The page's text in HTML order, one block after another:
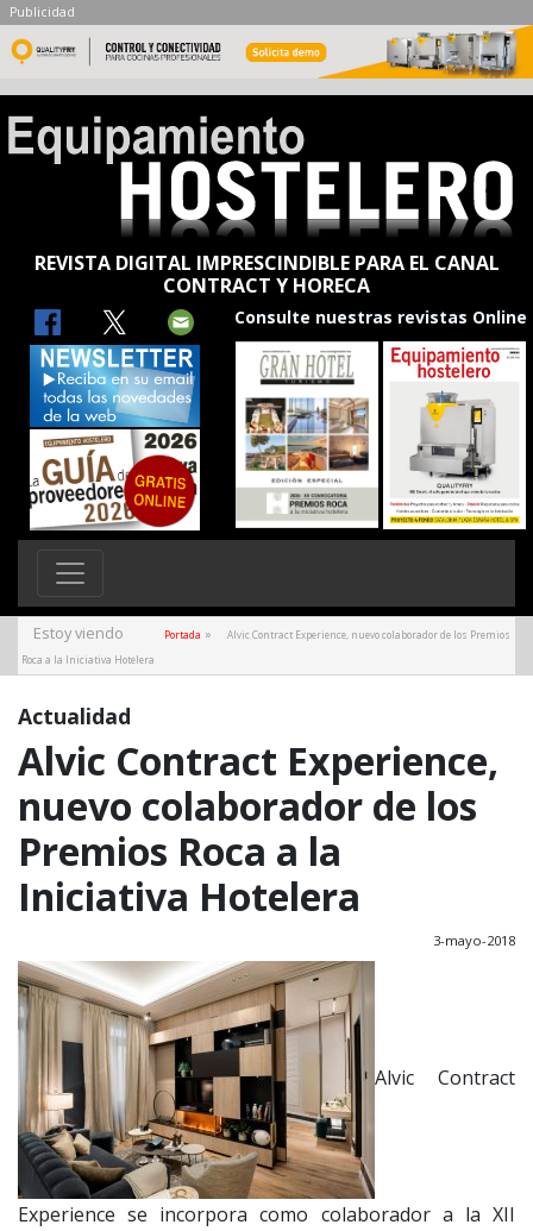
Publicidad
REVISTA DIGITAL IMPRESCINDIBLE PARA EL CANAL
CONTRACT Y HORECA
Consulte nuestras revistas Online
Estoy viendo Portada »
Alvic Contract Experience, nuevo colaborador de los Premios
Roca a la Iniciativa Hotelera
Actualidad
Alvic Contract Experience,
nuevo colaborador de los
Premios Roca a la
Iniciativa Hotelera
3-mayo-2018
Alvic Contract
Experience se incorpora como colaborador a la XII